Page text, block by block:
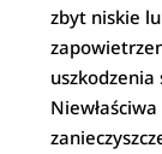
zbyt niskie
uszkodzenia